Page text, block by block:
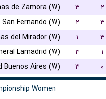
de Zamora (W)
۳ ۲
San Fernando (W)
۲ ۳
del Mirador (W)
۱ ۳
Lamadrid (W)
۳ ۱
Buenos Aires (W)
۳ ۰
Women